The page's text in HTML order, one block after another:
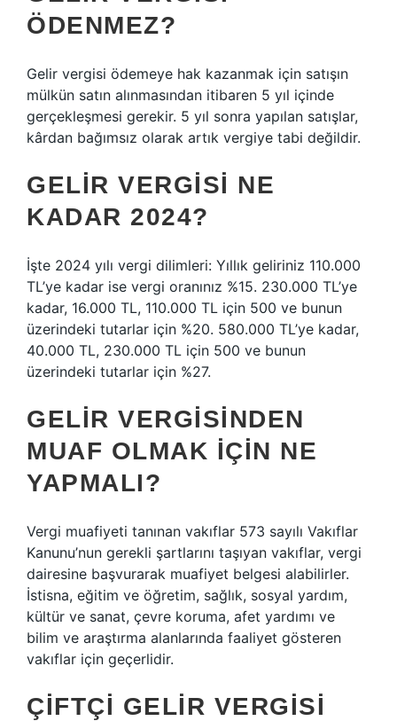
ÖDENMEZ?
Gelir vergisi ödemeye hak kazanmak için satışın
mülkün satın alınmasından itibaren 5 yıl içinde
gerçekleşmesi gerekir. 5 yıl sonra yapılan satışlar,
kârdan bağımsız olarak artık vergiye tabi değildir.
GELIR VERGISI NE
KADAR 2024?
İşte 2024 yılı vergi dilimleri: Yıllık geliriniz 110.000
TL’ye kadar ise vergi oranınız %15. 230.000 TL’ye
kadar, 16.000 TL, 110.000 TL için 500 ve bunun
üzerindeki tutarlar için %20. 580.000 TL’ye kadar,
40.000 TL, 230.000 TL için 500 ve bunun
üzerindeki tutarlar için %27.
GELIR VERGISINDEN
MUAF OLMAK IÇIN NE
YAPMALI?
Vergi muafiyeti tanınan vakıflar 573 sayılı Vakıflar
Kanunu’nun gerekli şartlarını taşıyan vakıflar, vergi
dairesine başvurarak muafiyet belgesi alabilirler.
İstisna, eğitim ve öğretim, sağlık, sosyal yardım,
kültür ve sanat, çevre koruma, afet yardımı ve
bilim ve araştırma alanlarında faaliyet gösteren
vakıflar için geçerlidir.
ÇIFTÇI GELIR VERGISI